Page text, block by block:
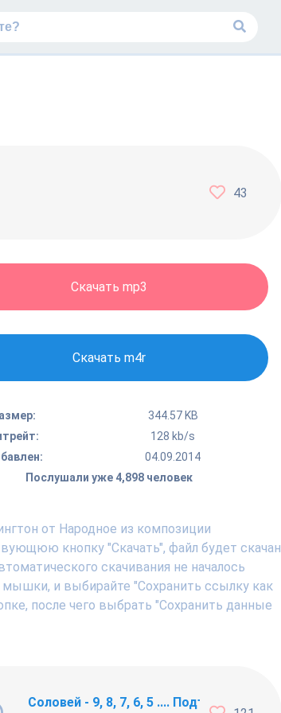
43
Скачать mp3
Скачать m4r
344.57 KB
128 kb/s
04.09.2014
Послушали уже 4,898 человек
от Народное из композиции
кнопку "Скачать", файл будет скачан
скачивания не началось
и выбирайте "Сохранить ссылку как
после чего выбрать "Сохранить данные
Соловей - 9, 8, 7, 6, 5 .... Подъём !!!